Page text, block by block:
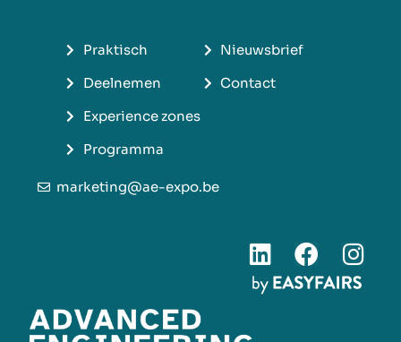
Praktisch
Deelnemen
Experience zones
Programma
Nieuwsbrief
Contact
marketing@ae-expo.be